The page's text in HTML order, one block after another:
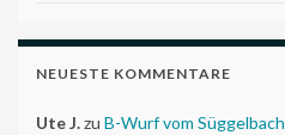
NEUESTE KOMMENTARE
Ute J.zu B-Wurf vom